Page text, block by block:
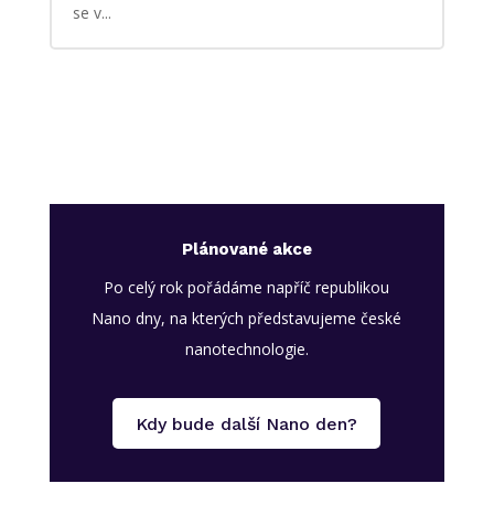
se v...
Plánované akce
Po celý rok pořádáme napříč republikou
Nano dny, na kterých představujeme české
nanotechnologie.
Kdy bude další Nano den?